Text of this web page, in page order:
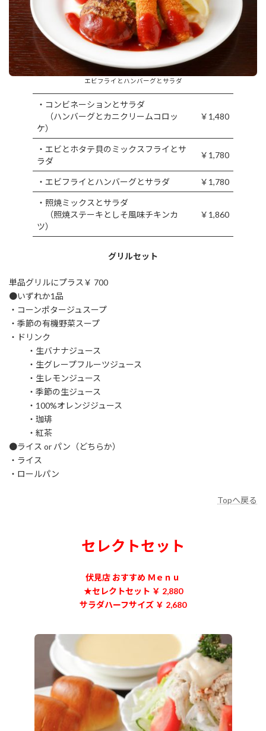
エビフライとハンバーグとサラダ
・コンビネーションとサラダ
（ハンバーグとカニクリームコロッ
ケ）
￥1,480
・エビとホタテ貝のミックスフライとサ
ラダ
￥1,780
・エビフライとハンバーグとサラダ ￥1,780
・照焼ミックスとサラダ
（照焼ステーキとしそ風味チキンカ
ツ）
￥1,860
グリルセット
単品グリルにプラス￥ 700
●いずれか1品
・コーンポタージュスープ
・季節の有機野菜スープ
・ドリンク
・生バナナジュース
・生グレープフルーツジュース
・生レモンジュース
・季節の生ジュース
・100%オレンジジュース
・珈琲
・紅茶
●ライス or パン（どちらか）
・ライス
・ロールパン
Topへ戻る
セレクトセット
伏見店 おすすめ Ｍｅｎｕ
★セレクトセット ￥ 2,880
サラダハーフサイズ ￥ 2,680